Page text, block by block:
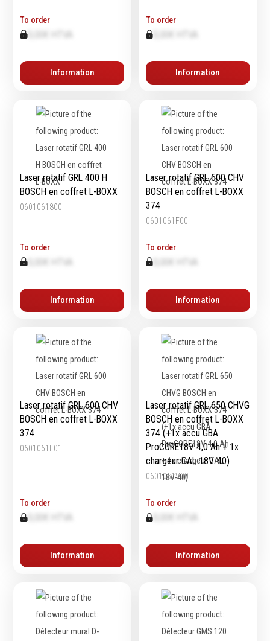
To order
0,00€ HTVA
Information
To order
Information
Laser rotatif GRL 400 H
BOSCH en coffret L-BOXX
0601061800
To order
0,00€ HTVA
Information
Laser rotatif GRL 600 CHV
BOSCH en coffret L-BOXX
374
0601061F00
To order
Information
Laser rotatif GRL 600 CHV
BOSCH en coffret L-BOXX
374
0601061F01
To order
0,00€ HTVA
Information
Laser rotatif GRL 650 CHVG
BOSCH en coffret L-BOXX
374 (+1x accu GBA
ProCORE18V 4,0 Ah + 1x
chargeur GAL 18V-40)
0601061V00
To order
Information